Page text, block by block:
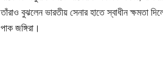
তাঁরাও বুঝলেন ভারতীয় সেনার হাতে স্বাধীন ক্ষমতা
পাক জঙ্গিরা।